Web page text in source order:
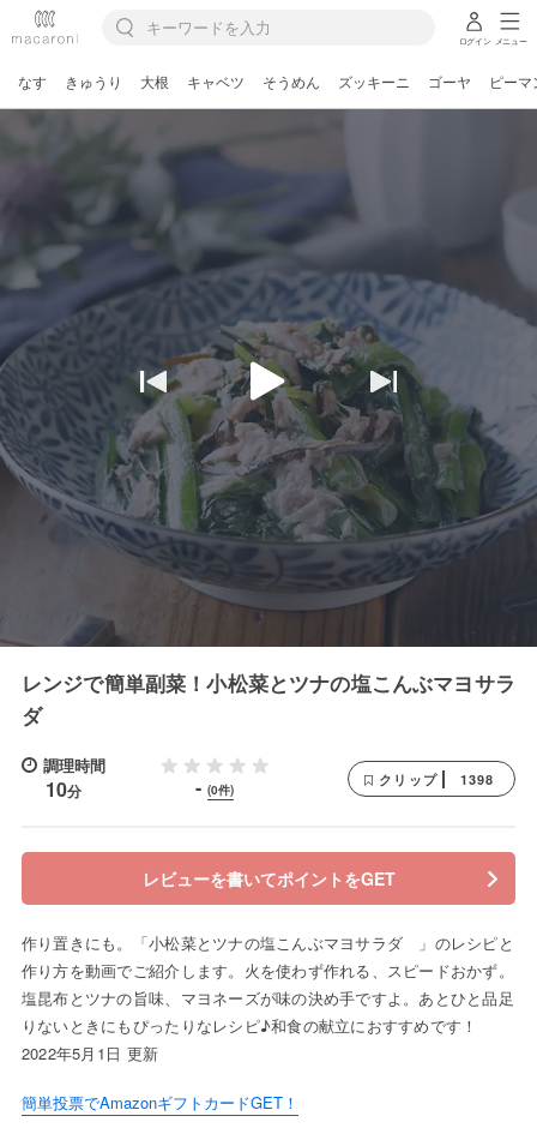
ログイン メニュー
なす きゅうり 大根 キャベツ そうめん ズッキーニ ゴーヤ ピーマ
レンジで簡単副菜！小松菜とツナの塩こんぶマヨサラ
ダ
調理時間
10分 - (0件)
クリップ 1398
レビューを書いてポイントをGET
作り置きにも。「小松菜とツナの塩こんぶマヨサラダ 」のレシピと
作り方を動画でご紹介します。火を使わず作れる、スピードおかず。
塩昆布とツナの旨味、マヨネーズが味の決め手ですよ。あとひと品足
りないときにもぴったりなレシピ♪和食の献立におすすめです！
2022年5月1日 更新
簡単投票でAmazonギフトカードGET！